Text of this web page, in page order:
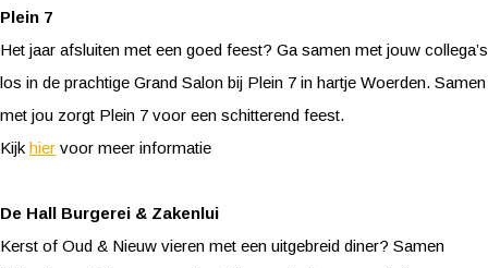
Plein 7
Het jaar afsluiten met een goed feest? Ga samen met jouw collega’s
los in de prachtige Grand Salon bij Plein 7 in hartje Woerden. Samen
met jou zorgt Plein 7 voor een schitterend feest.
Kijk hier voor meer informatie
De Hall Burgerei & Zakenlui
Kerst of Oud & Nieuw vieren met een uitgebreid diner? Samen